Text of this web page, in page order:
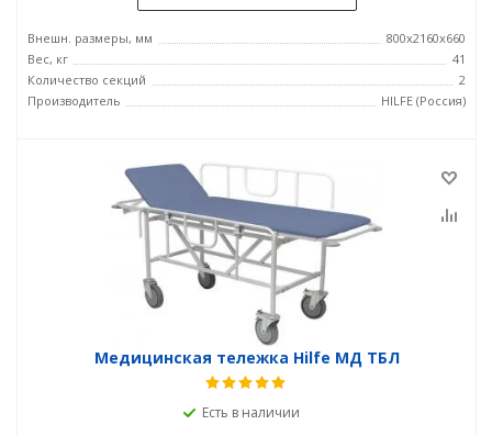
Внешн. размеры, мм
800x2160x660
Вес, кг
41
Количество секций
2
Производитель
HILFE (Россия)
Медицинская тележка Hilfe МД ТБЛ
Есть в наличии